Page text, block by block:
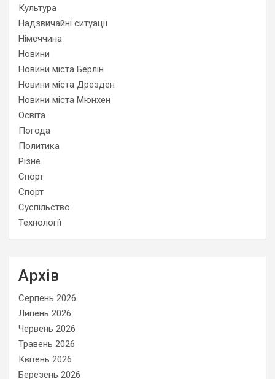
Культура
Надзвичайні ситуації
Німеччина
Новини
Новини міста Берлін
Новини міста Дрезден
Новини міста Мюнхен
Освіта
Погода
Политика
Різне
Спорт
Спорт
Суспільство
Технології
Архів
Серпень 2026
Липень 2026
Червень 2026
Травень 2026
Квітень 2026
Березень 2026